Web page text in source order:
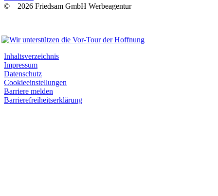
© 2026 Friedsam GmbH Werbeagentur
Inhaltsverzeichnis
Impressum
Datenschutz
Cookieeinstellungen
Barriere melden
Barrierefreiheitserklärung